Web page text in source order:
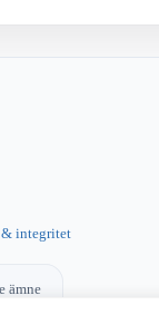
integritet
ämne